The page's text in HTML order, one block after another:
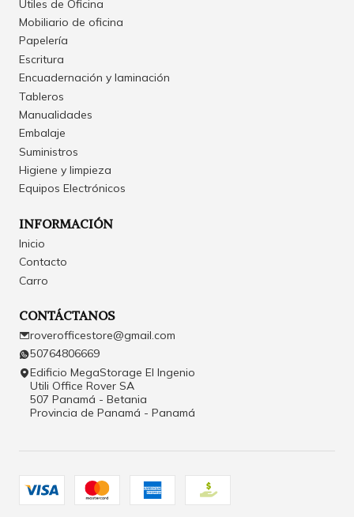
Útiles de Oficina
Mobiliario de oficina
Papelería
Escritura
Encuadernación y laminación
Tableros
Manualidades
Embalaje
Suministros
Higiene y limpieza
Equipos Electrónicos
INFORMACIÓN
Inicio
Contacto
Carro
CONTÁCTANOS
roverofficestore@gmail.com
50764806669
Edificio MegaStorage El Ingenio
Utili Office Rover SA
507 Panamá - Betania
Provincia de Panamá - Panamá